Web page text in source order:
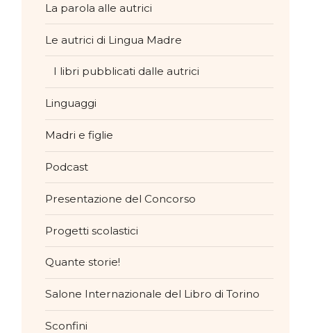
La parola alle autrici
Le autrici di Lingua Madre
I libri pubblicati dalle autrici
Linguaggi
Madri e figlie
Podcast
Presentazione del Concorso
Progetti scolastici
Quante storie!
Salone Internazionale del Libro di Torino
Sconfini